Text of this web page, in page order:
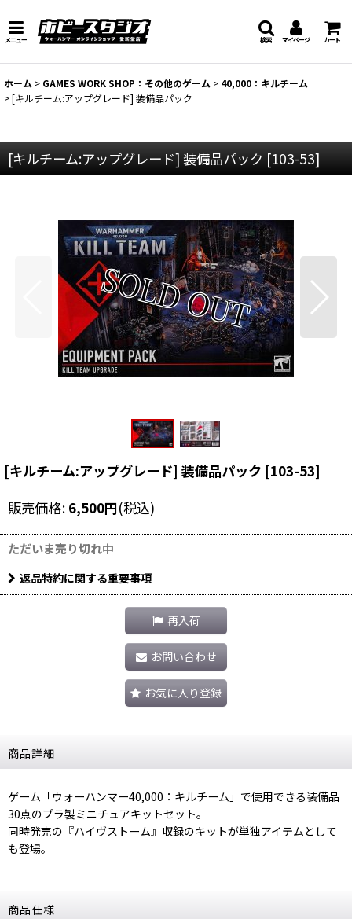
メニュー マイページ カート
検索
ホーム > GAMES WORK SHOP：その他のゲーム > 40,000：キルチーム
>[キルチーム:アップグレード] 装備品パック
[キルチーム:アップグレード] 装備品パック [103-53]
[キルチーム:アップグレード] 装備品パック [103-53]
販売価格: 6,500円(税込)
ただいま売り切れ中
返品特約に関する重要事項
再入荷
お問い合わせ
お気に入り登録
商品詳細
ゲーム「ウォーハンマー40,000：キルチーム」で使用できる装備品
30点のプラ製ミニチュアキットセット。
同時発売の『ハイヴストーム』収録のキットが単独アイテムとして
も登場。
商品仕様